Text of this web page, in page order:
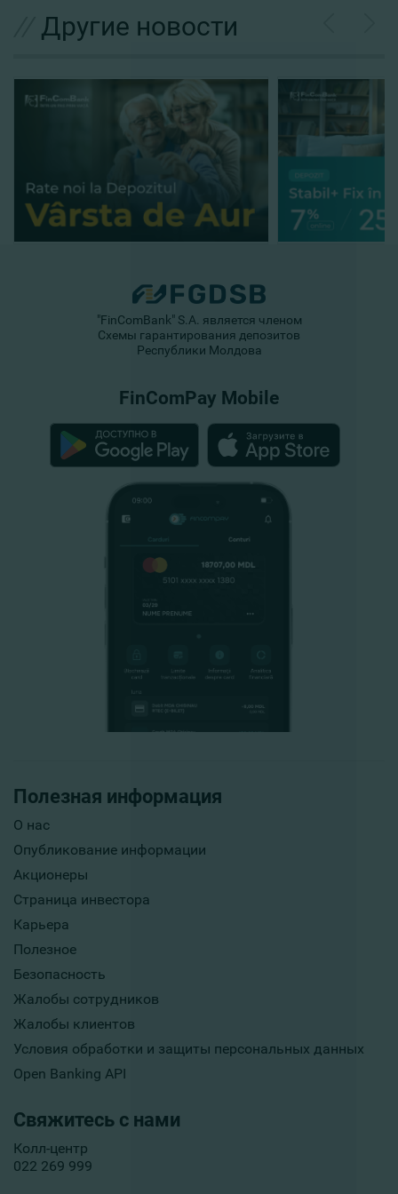
Другие новости
Полезная информация
О нас
Опубликование информации
Акционеры
Страница инвестора
Карьера
Полезное
Безопасность
Жалобы сотрудников
Жалобы клиентов
Условия обработки и защиты персональных данных
Open Banking API
Свяжитесь с нами
Колл-центр
022 269 999
"FinComBank" S.A. является членом
Схемы гарантирования депозитов
Республики Молдова
FinComPay Mobile